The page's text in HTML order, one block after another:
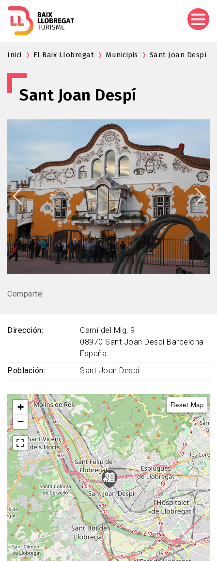
Inici El Baix Llobregat Municipis Sant Joan Despí
Sant Joan Despí
Comparte:
Dirección
Camí del Mig, 9
08970 Sant Joan Despí Barcelona
España
Población
Sant Joan Despí
+
−
Reset Map